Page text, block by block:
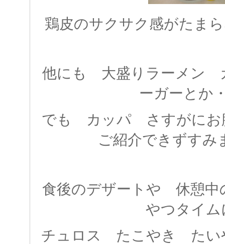
鶏皮のサクサク感がたま
他にも 大盛りラーメン
ーガーとか
でも カッパ さすがにお
ご紹介できずすみ
食後のデザートや 休憩
やつタイム
チュロス たこやき たい